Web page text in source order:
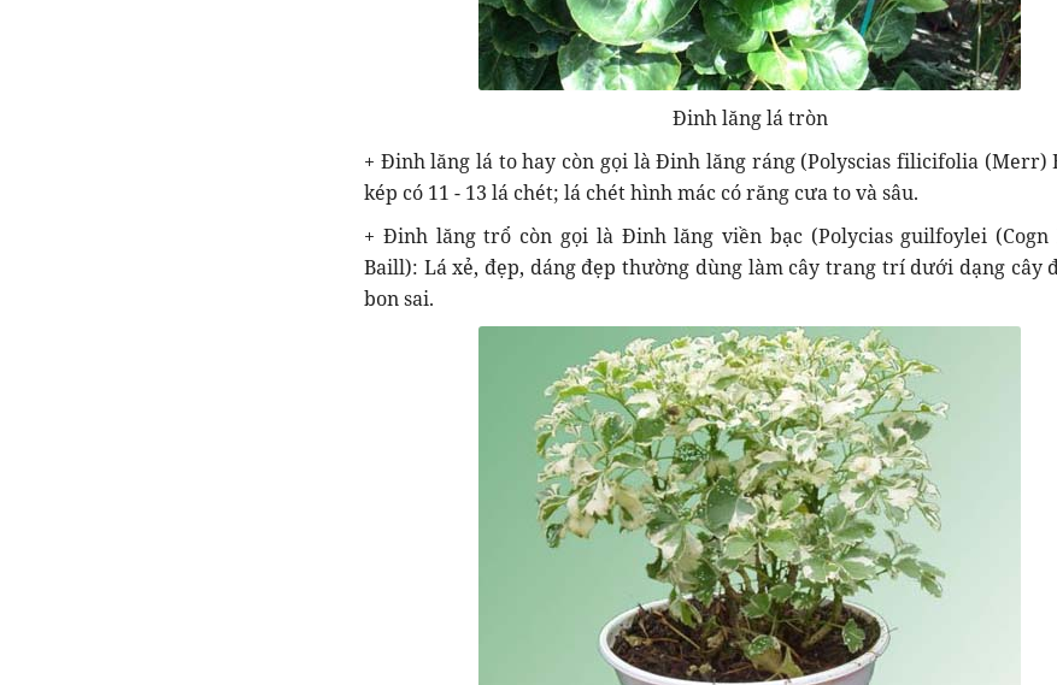
Đinh lăng lá tròn
+ Đinh lăng lá to hay còn gọi là Đinh lăng ráng (Polyscias filicifolia (Merr)
kép có 11 - 13 lá chét; lá chét hình mác có răng cưa to và sâu.
+ Đinh lăng trổ còn gọi là Đinh lăng viền bạc (Polycias guilfoylei (Cogn
Baill): Lá xẻ, đẹp, dáng đẹp thường dùng làm cây trang trí dưới dạng cây
bon sai.